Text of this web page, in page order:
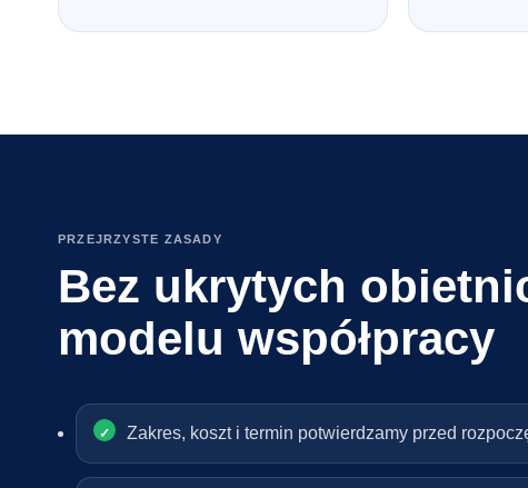
PRZEJRZYSTE ZASADY
Bez ukrytych
modelu współpracy
Zakres, koszt i termin potwierdzamy przed